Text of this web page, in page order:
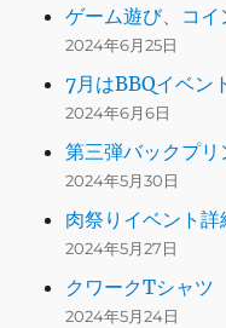
ゲーム遊び、コ
2024年6月25日
7月はBBQイベン
2024年6月6日
第三弾バックプ
2024年5月30日
肉祭りイベント
2024年5月27日
クワークTシャツ
2024年5月24日